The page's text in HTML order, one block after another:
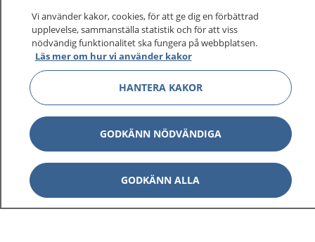
1177–tryggt om din hälsa och vård
På 1177.se får du råd om hälsa och information om
sjukdomar och vilka mottagningar du kan kontakta.
Logga in för att läsa din journal och göra dina
vårdärenden. Ring telefonnummer 1177 för
sjukvårdsrådgivning dygnet runt.
1177 ger dig råd när du vill må bättre.
Vi använder kakor, cookies, för att ge dig en förbättrad
upplevelse, sammanställa statistik och för att viss
nödvändig funktionalitet ska fungera på webbplatsen.
Läs mer om hur vi använder kakor
HANTERA KAKOR
GODKÄNN NÖDVÄNDIGA
GODKÄNN ALLA